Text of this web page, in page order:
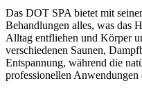
Das DOT SPA bietet mit
Behandlungen alles, was das
Alltag entfliehen und Körper
verschiedenen Saunen,
Entspannung, während die
professionellen